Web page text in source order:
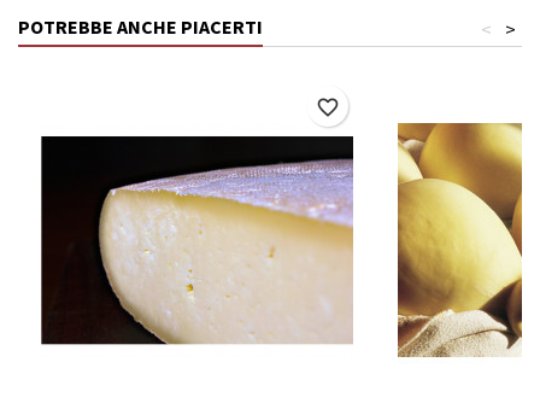
POTREBBE ANCHE PIACERTI >
<
favorite_border